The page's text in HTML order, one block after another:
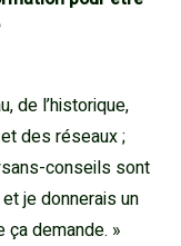
de l’historique,
des réseaux ;
conseils sont
je donnerais un
demande. »